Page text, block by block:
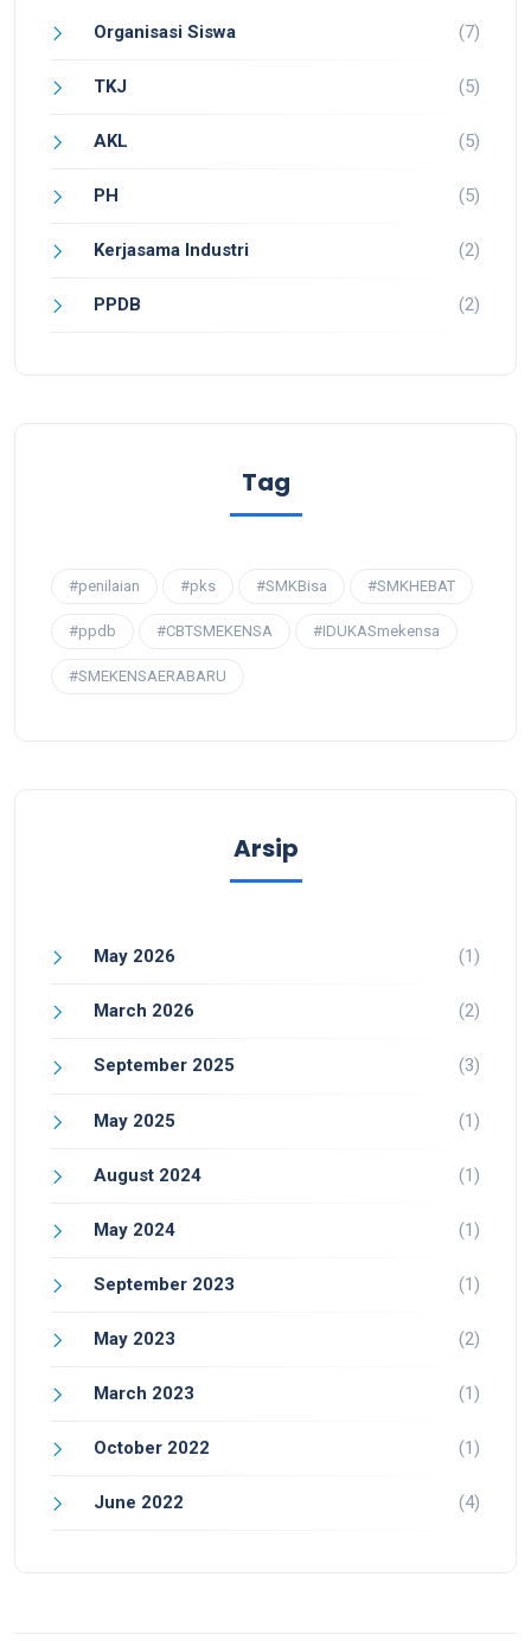
Organisasi Siswa (7)
TKJ (5)
AKL (5)
PH (5)
Kerjasama Industri (2)
PPDB (2)
Tag
#penilaian #pks #SMKBisa #SMKHEBAT
#ppdb #CBTSMEKENSA #IDUKASmekensa
#SMEKENSAERABARU
Arsip
May 2026 (1)
March 2026 (2)
September 2025 (3)
May 2025 (1)
August 2024 (1)
May 2024 (1)
September 2023 (1)
May 2023 (2)
March 2023 (1)
October 2022 (1)
June 2022 (4)